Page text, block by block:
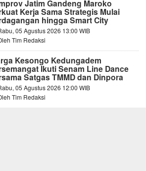
Jatim Gandeng Maroko
Kerja Sama Strategis Mulai
hingga Smart City
05 Agustus 2026 13:00 WIB
Tim Redaksi
Kesongo Kedungadem
Ikuti Senam Line Dance
Satgas TMMD dan Dinpora
05 Agustus 2026 12:00 WIB
Tim Redaksi